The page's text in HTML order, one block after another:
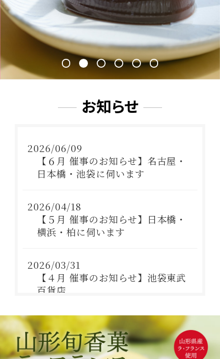
お知らせ
2026/06/09
【６月 催事のお知らせ】名古屋・
日本橋・池袋に伺います
2026/04/18
【５月 催事のお知らせ】日本橋・
横浜・柏に伺います
2026/03/31
【４月 催事のお知らせ】池袋東武
百貨店
2026/02/09
【２月・３月 催事のお知らせ】昨
年のお礼をこめて
最上小石
こまめちゃん
山形ゆべし
こだわりの羊羹
杵の最中
栗里曲
星合いの空
実りノ羊羹
羊羹kaju*
琥珀糖
atarayo-可惜夜(あたらよ)
琥珀糖kaju*
実りノ羊羹
星合いの空
詰合せ
ファーストクラスギフト
杵屋の冷菓
プライバシーポリシー
利用規約